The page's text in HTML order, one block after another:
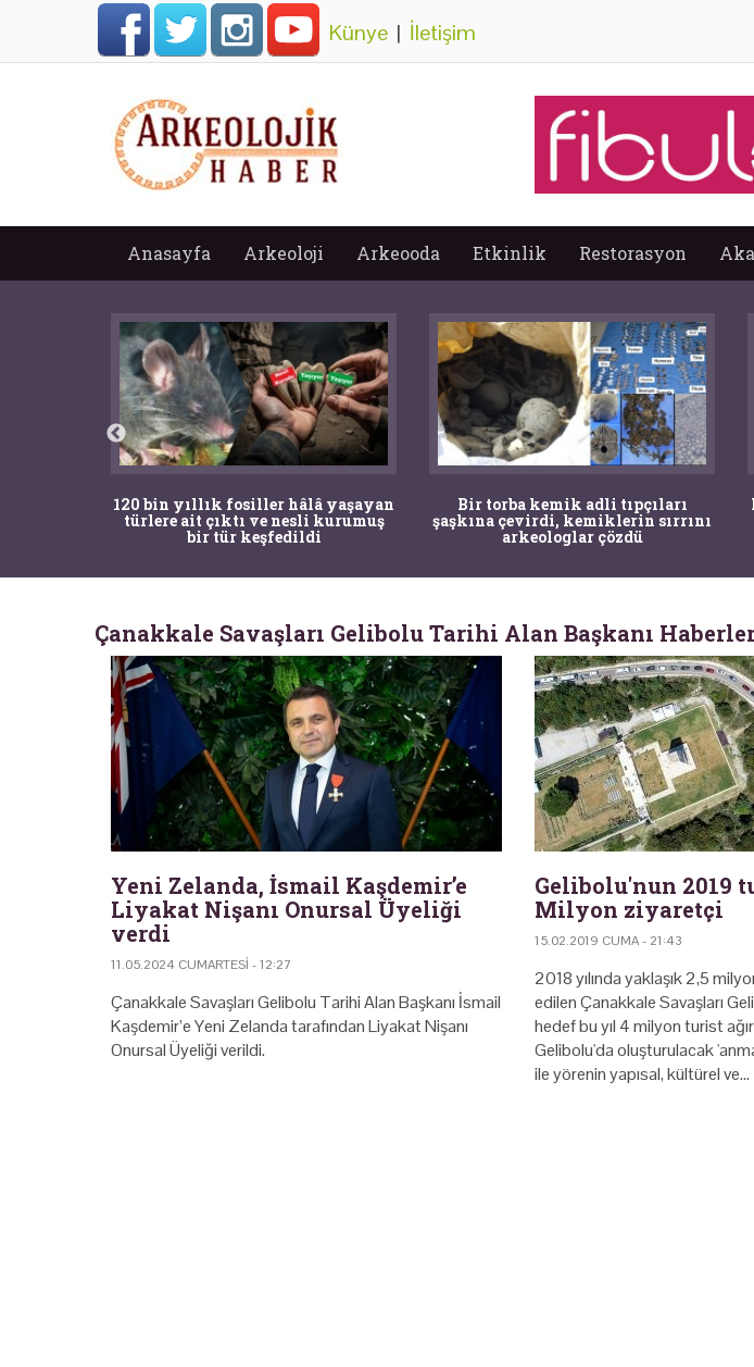
Künye | İletişim
Anasayfa Arkeoloji Arkeooda Etkinlik Restorasyon
120 bin yıllık fosiller hâlâ yaşayan
türlere ait çıktı ve nesli kurumuş
bir tür keşfedildi
Bir torba kemik adli tıpçıları
şaşkına çevirdi, kemiklerin sırrını
arkeologlar çözdü
Çanakkale Savaşları Gelibolu Tarihi Alan Başkanı
Yeni Zelanda, İsmail Kaşdemir’e
Liyakat Nişanı Onursal Üyeliği
verdi
11.05.2024 CUMARTESI - 12:27
Çanakkale Savaşları Gelibolu Tarihi Alan Başkanı İsmail
Kaşdemir’e Yeni Zelanda tarafından Liyakat Nişanı
Onursal Üyeliği verildi.
Gelibolu'nun 2019
Milyon ziyaretçi
15.02.2019 CUMA - 21:43
2018 yılında yaklaşık 2,5
edilen Çanakkale Savaşları
hedef bu yıl 4 milyon turist
Gelibolu'da oluşturulacak
ile yörenin yapısal, kültürel ve…